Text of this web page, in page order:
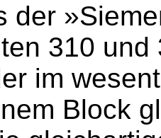
der
310
im
Block